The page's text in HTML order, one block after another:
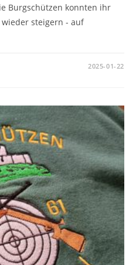
Burgschützen konnten ihr
steigern - auf
2025-01-22